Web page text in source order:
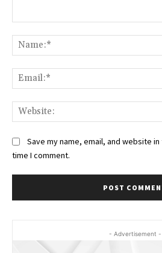
Save my name, email, and website
time I comment.
- Advertisement -